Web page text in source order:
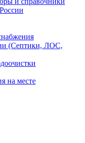
(Септики, ЛОС,
на месте